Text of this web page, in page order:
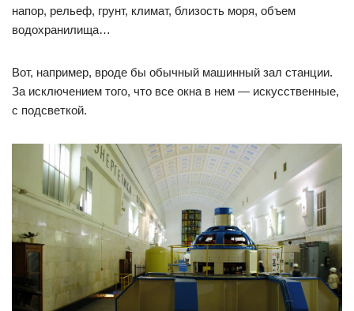
напор, рельеф, грунт, климат, близость моря, объем
водохранилища…
Вот, например, вроде бы обычный машинный зал станции.
За исключением того, что все окна в нем — искусственные,
с подсветкой.